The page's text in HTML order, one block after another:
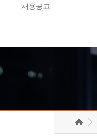
채용공고